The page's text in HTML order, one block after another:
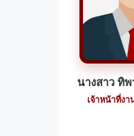
นางสาว ทิ
เจ้าหน้าที่ง